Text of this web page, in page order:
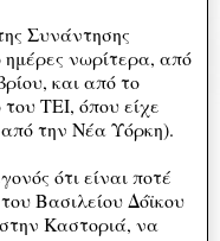
Συνάντησης
νωρίτερα, από
και από το
ΤΕΙ, όπου είχε
την Νέα Υόρκη).
ότι είναι ποτέ
Βασιλείου Δόϊκου
στην Καστοριά, να